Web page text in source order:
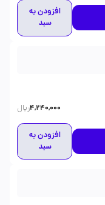
افزودن به
سبد
4,240,000ریال
افزودن به
سبد